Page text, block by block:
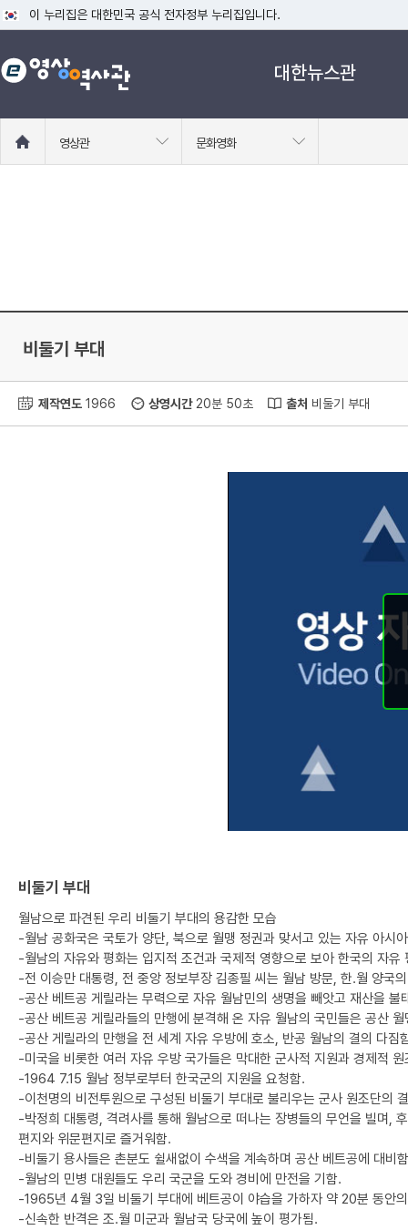
이 누리집은 대한민국 공식 전자정부 누리집입니다.
공식 누리집 주소 확인하기
go.kr 주소를 사용하는 누리집은 대한민국 정부기관이 관리하는 누리집입니
대한뉴스관
로
영상관 문화영화
비둘기 부대
제작연도 1966 상영시간20분 50초 출처 비둘기 부대
비둘기 부대
월남으로 파견된 우리 비둘기 부대의 용감한 모습
-월남 공화국은 국토가 양단, 북으로 월맹 정권과 맞서고 있는 자유 아시
-월남의 자유와 평화는 입지적 조건과 국제적 영향으로 보아 한국의 자유
-전 이승만 대통령, 전 중앙 정보부장 김종필 씨는 월남 방문, 한.월 양국
-공산 베트공 게릴라는 무력으로 자유 월남민의 생명을 빼앗고 재산을 불
-공산 베트공 게릴라들의 만행에 분격해 온 자유 월남의 국민들은 공산
-공산 게릴라의 만행을 전 세계 자유 우방에 호소, 반공 월남의 결의 다짐
-미국을 비롯한 여러 자유 우방 국가들은 막대한 군사적 지원과 경제적
-1964 7.15 월남 정부로부터 한국군의 지원을 요청함.
-이천명의 비전투원으로 구성된 비둘기 부대로 불리우는 군사 원조단의
-박정희 대통령, 격려사를 통해 월남으로 떠나는 장병들의 무언을 빌며,
편지와 위문편지로 즐거워함.
-비둘기 용사들은 촌분도 쉴새없이 수색을 계속하며 공산 베트공에 대비
-월남의 민병 대원들도 우리 국군을 도와 경비에 만전을 기함.
-1965년 4월 3일 비둘기 부대에 베트공이 야습을 가하자 약 20분 동안
-신속한 반격은 조.월 미군과 월남국 당국에 높이 평가됨.